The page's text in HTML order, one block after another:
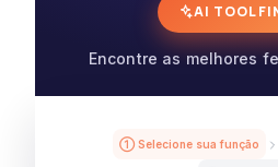
AI TOOL
Encontre as melhores
① Selecione sua função